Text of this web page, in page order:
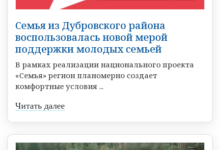
Семья из Дубровского района
воспользовалась новой мерой
поддержки молодых семьей
В рамках реализации национального проекта
«Семья» регион планомерно создает
комфортные условия ...
Читать далее